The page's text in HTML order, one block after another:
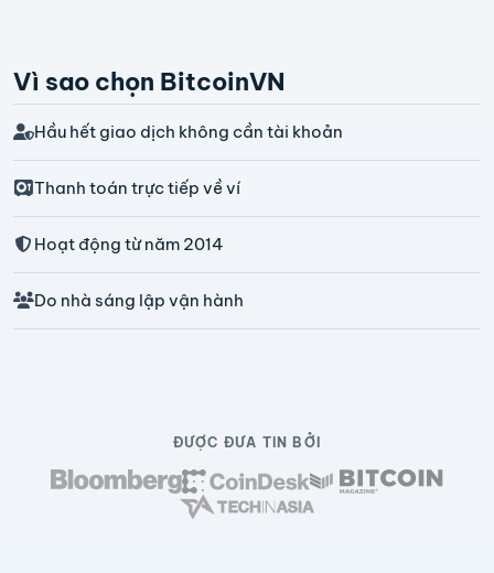
Vì sao chọn BitcoinVN
Hầu hết giao dịch không cần tài khoản
Thanh toán trực tiếp về ví
Hoạt động từ năm 2014
Do nhà sáng lập vận hành
ĐƯỢC ĐƯA TIN BỞI